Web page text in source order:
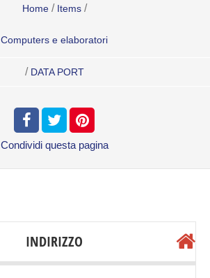
Home / Items /
Computers e elaboratori
/ DATA PORT
Condividi questa pagina
INDIRIZZO